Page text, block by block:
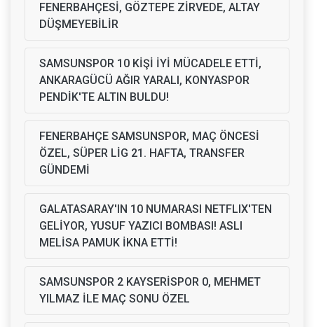
FENERBAHÇESİ, GÖZTEPE ZİRVEDE, ALTAY
DÜŞMEYEBİLİR
SAMSUNSPOR 10 KİŞİ İYİ MÜCADELE ETTİ,
ANKARAGÜCÜ AĞIR YARALI, KONYASPOR
PENDİK'TE ALTIN BULDU!
FENERBAHÇE SAMSUNSPOR, MAÇ ÖNCESİ
ÖZEL, SÜPER LİG 21. HAFTA, TRANSFER
GÜNDEMİ
GALATASARAY'IN 10 NUMARASI NETFLIX'TEN
GELİYOR, YUSUF YAZICI BOMBASI! ASLI
MELİSA PAMUK İKNA ETTİ!
SAMSUNSPOR 2 KAYSERİSPOR 0, MEHMET
YILMAZ İLE MAÇ SONU ÖZEL